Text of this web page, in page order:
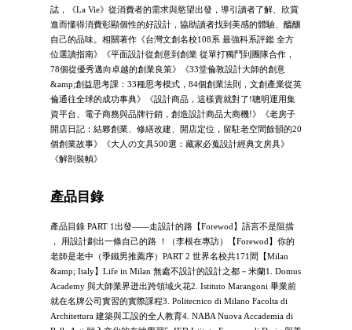
誌，《La Vie》從消費者的需求與慾望出發，導引讀者了解、欣賞
進而懂得消費彰顯個性的好設計，協助讀者找到美感的體驗、醞釀
自己的品味。相關著作《台灣文創名校108系 最強科系評鑑 全方
位選讀指南》《平面設計從創意到創業 從單打獨鬥到團隊合作，
78個從優秀邁向卓越的創業良策》《33堂倫敦設計大師的創意
&amp;創益思考課：33種思考模式，84個創業法則，文創產業從英
倫通往全球的成功事典》《設計商品，這樣賣就對了!聰明運用集
資平台、電子商務與品牌行銷，創造設計商品大商機!》《老房子
開店日記：結夥創業、修繕改建、開店定位，留駐老空間餘韻的20
個創業故事》《大人の文具500選：藏家必蒐設計經典文房具》
《解剖裝幀》
產品目錄
產品目錄 PART 1出發——走設計的路【Forewod】語言不是阻擋
， 用設計劃出一條自己的路 ！（李根在專訪）【Forewod】你的
老師是老中（季鐵男推薦序）PART 2 世界名校共171間【Milan
&amp; Italy】Life in Milan 無處不設計的設計之都－米蘭1. Domus
Academy 與大師業界迸出跨領域火花2. Istituto Marangoni 畢業前
就在名牌公司實習的實際課程3. Politecnico di Milano Facolta di
Architettura 建築與工設的全人教育4. NABA Nuova Accademia di